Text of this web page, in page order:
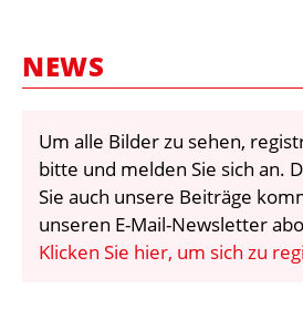
VIDEOS
BIBLIOTHEK
KRAN &
NEWS
Um alle Bilder zu sehen,
bitte und melden Sie sich an.
Sie auch unsere Beiträge
unseren E-Mail-Newsletter
Klicken Sie hier, um sich zu